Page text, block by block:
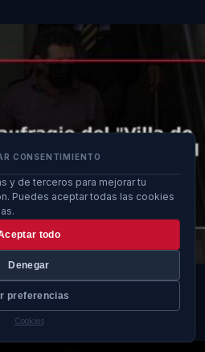
CONSENTIMIENTO
y de terceros para mejorar tu
Puedes aceptar todas las cookies
todo
Denegar
preferencias
Cookies
“Villa de Pitanxo” recogen